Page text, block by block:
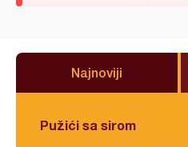
Najnoviji
Pužići sa sirom